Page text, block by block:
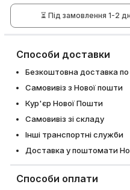
⏳ Під замовлення 1-2
Способи доставки
Безкоштовна доставка
Самовивіз з Нової пошти
Кур'єр Нової Пошти
Самовивіз зі складу
Інші транспортні служби
Доставка у поштомати
Способи оплати